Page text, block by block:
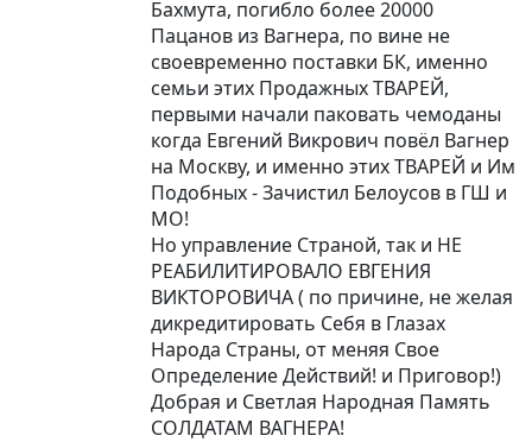
Бахмута, погибло более 20000
Пацанов из Вагнера, по вине не
своевременно поставки БК, именно
семьи этих Продажных ТВАРЕЙ,
первыми начали паковать чемоданы
когда Евгений Викрович повёл Вагнер
на Москву, и именно этих ТВАРЕЙ и Им
Подобных - Зачистил Белоусов в ГШ и
МО!
Но управление Страной, так и НЕ
РЕАБИЛИТИРОВАЛО ЕВГЕНИЯ
ВИКТОРОВИЧА ( по причине, не желая
дикредитировать Себя в Глазах
Народа Страны, от меняя Свое
Определение Действий! и Приговор!)
Добрая и Светлая Народная Память
СОЛДАТАМ ВАГНЕРА!